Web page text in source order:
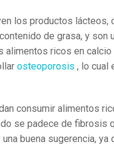
los productos lácteos,
de grasa, y son
ricos en
osteoporosis , lo cual
consumir alimentos
se padece de fibrosis
buena sugerencia,